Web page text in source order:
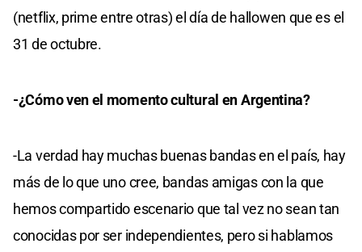
(netflix, prime entre otras) el día de hallowen que es el
31 de octubre.
-¿Cómo ven el momento cultural en Argentina?
-La verdad hay muchas buenas bandas en el país, hay
más de lo que uno cree, bandas amigas con la que
hemos compartido escenario que tal vez no sean tan
conocidas por ser independientes, pero si hablamos